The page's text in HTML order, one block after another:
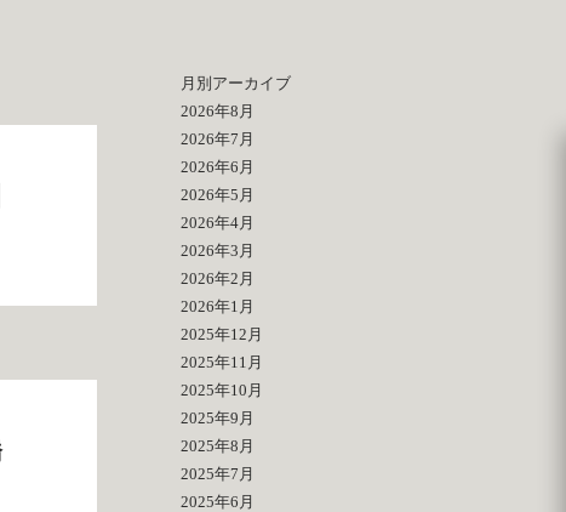
月別アーカイブ
2026年8月
2026年7月
2026年6月
2026年5月
2026年4月
2026年3月
2026年2月
2026年1月
2025年12月
2025年11月
2025年10月
2025年9月
2025年8月
2025年7月
2025年6月